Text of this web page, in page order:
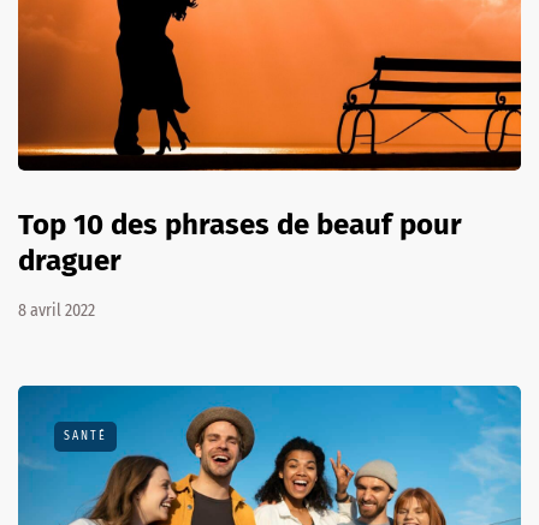
Top 10 des phrases de beauf pour
draguer
8 avril 2022
SANTÉ